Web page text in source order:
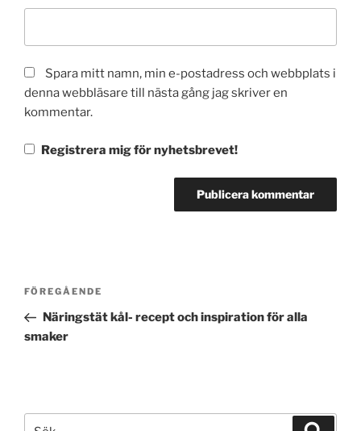
Spara mitt namn, min e-postadress och webbplats i
denna webbläsare till nästa gång jag skriver en
kommentar.
Registrera mig för nyhetsbrevet!
Inläggsnavigering
Föregående
inlägg
FÖREGÅENDE
Näringstät kål- recept och inspiration för alla
smaker